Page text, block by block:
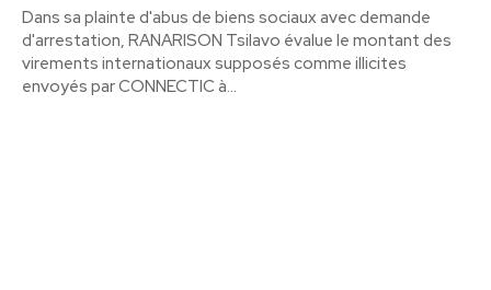
Dans sa plainte d'abus de biens sociaux avec demande
d'arrestation, RANARISON Tsilavo évalue le montant des
virements internationaux supposés comme illicites
envoyés par CONNECTIC à...